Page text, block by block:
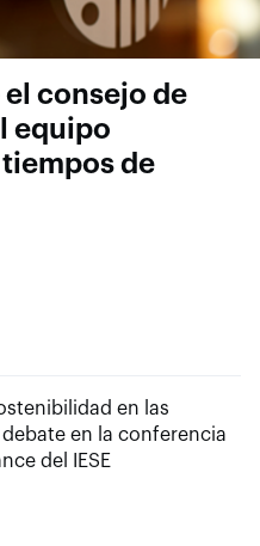
consejo de
equipo
de
en las
en la conferencia
del IESE